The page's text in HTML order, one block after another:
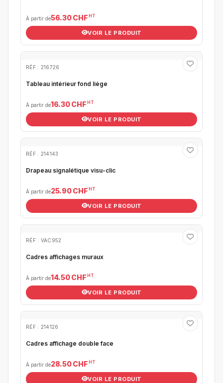
À partir de56.30 CHF HT
VOIR LE PRODUIT
RÉF : 216726
Tableau intérieur fond liège
À partir de16.30 CHF HT
VOIR LE PRODUIT
RÉF : 214143
Drapeau signalétique visu-clic
À partir de25.90 CHF HT
VOIR LE PRODUIT
RÉF : VAC952
Cadres affichages muraux
À partir de14.50 CHF HT
VOIR LE PRODUIT
RÉF : 214126
Cadres affichage double face
À partir de28.50 CHF HT
VOIR LE PRODUIT